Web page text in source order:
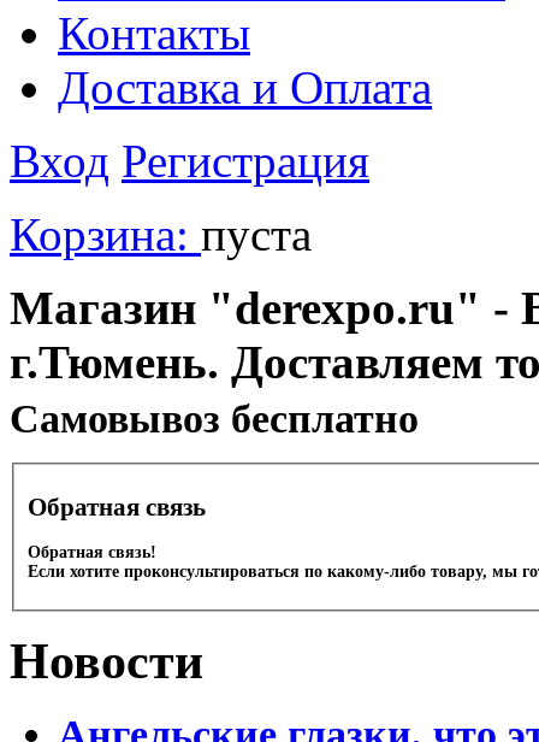
Контакты
Доставка и Оплата
Вход Регистрация
Корзина: пуста
Магазин "derexpo.ru" -
г.Тюмень. Доставляем
Cамовывоз бесплатно
Обратная связь
Обратная связь!
Если хотите проконсультироваться по какому-либо товару, мы
Новости